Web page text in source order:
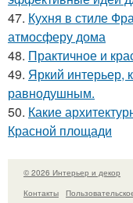
47. Кухня в стиле
атмосферу дома
48. Практичное и
49. Яркий интерьер,
равнодушным.
50. Какие
Красной площади
© 2026 Интерьер и декор
Контакты